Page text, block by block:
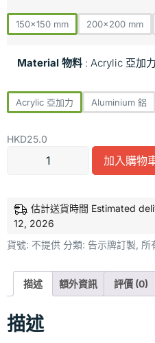
150x150 mm 200x200 mm
Material 物料 Acrylic 亞加力
Acrylic 亞加力 Aluminium 鋁
HKD25.0
加入購物
估計送貨時間 Estimated
12, 2026
貨號: 不提供 分類: 告示牌訂製 所
描述 額外資訊 評價 (0)
描述